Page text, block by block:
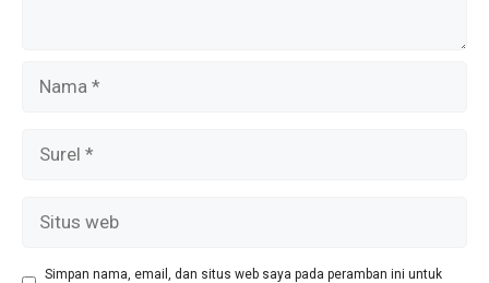
web
Simpan nama, email, dan situs web saya pada peramban ini untuk